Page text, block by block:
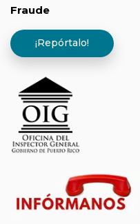
Fraude
¡Repórtalo!